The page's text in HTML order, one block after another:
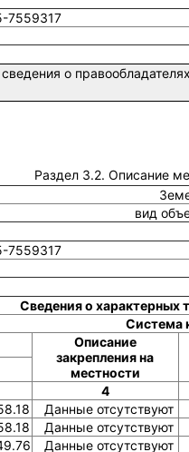
7559317
о
Раздел 3.2. Описание
вид
7559317
Сведения о характерных
Система
Описание
закрепления на
местности
4
Данные отсутствуют
Данные отсутствуют
Данные отсутствуют